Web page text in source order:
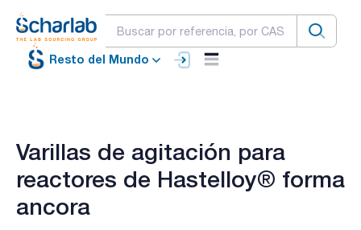
Resto del Mundo
Varillas de agitación para
reactores de Hastelloy® forma
ancora